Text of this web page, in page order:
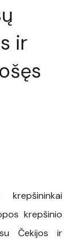
ir
krepšinio
Čekijos ir